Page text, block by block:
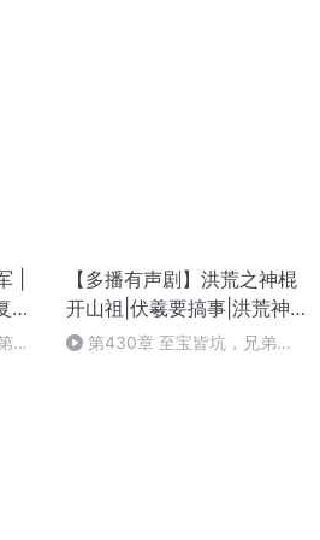
|
|
【多播有声剧】洪荒之神棍
开山祖|伏羲要搞事|洪荒神
话 | 伏羲传奇 | 先天神圣 |
第430章 至宝皆坑，兄弟情